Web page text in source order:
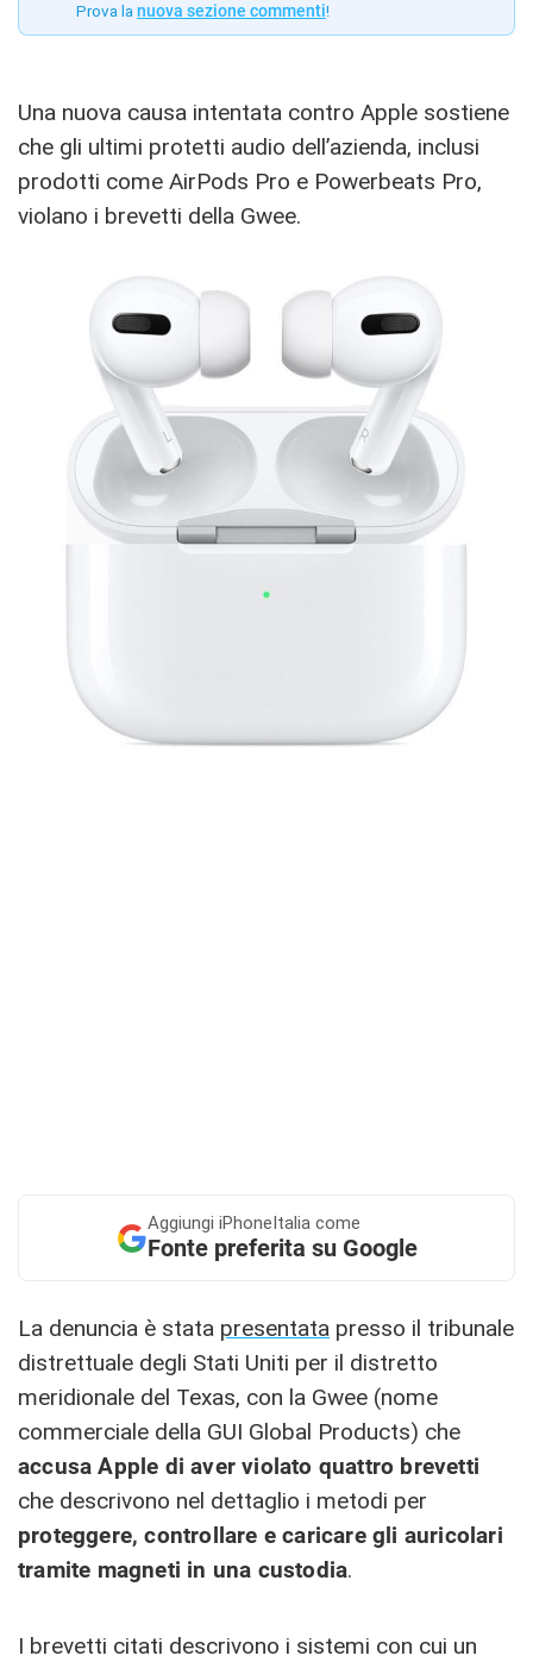
Prova la nuova sezione commenti!
Una nuova causa intentata contro Apple sostiene
che gli ultimi protetti audio dell’azienda, inclusi
prodotti come AirPods Pro e Powerbeats Pro,
violano i brevetti della Gwee.
Aggiungi iPhoneItalia come
Fonte preferita su Google
La denuncia è stata presentata presso il tribunale
distrettuale degli Stati Uniti per il distretto
meridionale del Texas, con la Gwee (nome
commerciale della GUI Global Products) che
accusa Apple di aver violato quattro brevetti
che descrivono nel dettaglio i metodi per
proteggere, controllare e caricare gli auricolari
tramite magneti in una custodia.
I brevetti citati descrivono i sistemi con cui un